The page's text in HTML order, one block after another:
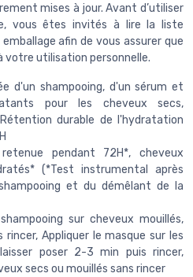
mises à jour. Avant d’utiliser
vous êtes invités à lire la liste
afin de vous assurer que
votre utilisation personnelle.
d'un shampooing, d'un sérum et
pour les cheveux secs,
durable de l'hydratation
pendant 72H*, cheveux
(*Test instrumental après
et du démêlant de la
sur cheveux mouillés,
Appliquer le masque sur les
poser 2-3 min puis rincer,
secs ou mouillés sans rincer